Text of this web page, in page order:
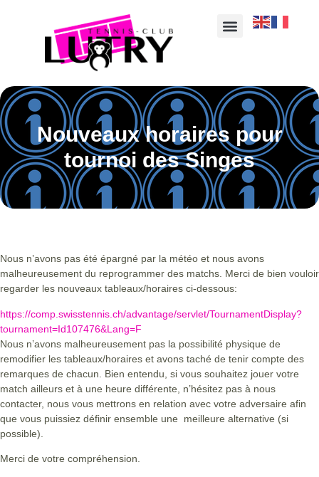
Nouveaux horaires pour
tournoi des Singes
Nous n’avons pas été épargné par la météo et nous avons
malheureusement du reprogrammer des matchs. Merci de bien vouloir
regarder les nouveaux tableaux/horaires ci-dessous:
https://comp.swisstennis.ch/advantage/servlet/TournamentDisplay?
tournament=Id107476&Lang=F
Nous n’avons malheureusement pas la possibilité physique de
remodifier les tableaux/horaires et avons taché de tenir compte des
remarques de chacun. Bien entendu, si vous souhaitez jouer votre
match ailleurs et à une heure différente, n’hésitez pas à nous
contacter, nous vous mettrons en relation avec votre adversaire afin
que vous puissiez définir ensemble une meilleure alternative (si
possible).
Merci de votre compréhension.